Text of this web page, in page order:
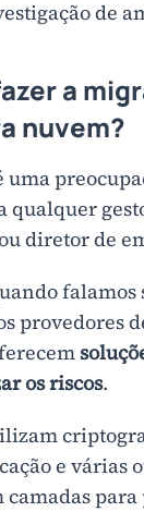
de
a
nuvem?
uma
qualquer
diretor de
falamos
provedores
os riscos.
e várias
camadas